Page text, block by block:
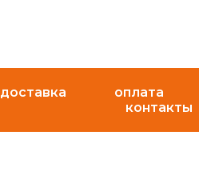
доставка оплата
контакты